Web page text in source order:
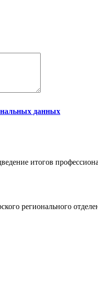
данных
итогов
регионального